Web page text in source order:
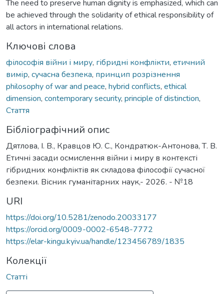
The need to preserve human dignity is emphasized, which can
be achieved through the solidarity of ethical responsibility of
all actors in international relations.
Ключові слова
філософія війни і миру, гібридні конфлікти, етичний
вимір, сучасна безпека, принцип розрізнення
philosophy of war and peace, hybrid conflicts, ethical
dimension, contemporary security, principle of distinction,
Стаття
Бібліографічний опис
Дятлова, І. В., Кравцов Ю. C., Кондратюк-Антонова, Т. В.
Етичні засади осмислення війни і миру в контексті
гібридних конфліктів як складова філософії сучасної
безпеки. Вісник гуманітарних наук,- 2026. - №18
URI
https://doi.org/10.5281/zenodo.20033177
https://orcid.org/0009-0002-6548-7772
https://elar-kingu.kyiv.ua/handle/123456789/1835
Колекції
Статті